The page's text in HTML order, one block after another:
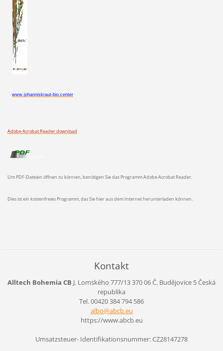
www.johanniskraut-bio.center
Adobe Acrobat Reader download
Um PDF-Dateien öffnen zu können, benötigen Sie das Programm Adobe Acrobat Reader.
Dies ist ein kostenfreies Programm, das Sie hier aus dem Internet herunterladen können.
Kontakt
Alltech Bohemia CB J. Lomského 777/13370 06 Č. Budějovice 5Česká
republika
Tel. 00420 384 794 586
albo@abcb.eu
https://www.abcb.eu
Umsatzsteuer- Identifikationsnummer: CZ28147278